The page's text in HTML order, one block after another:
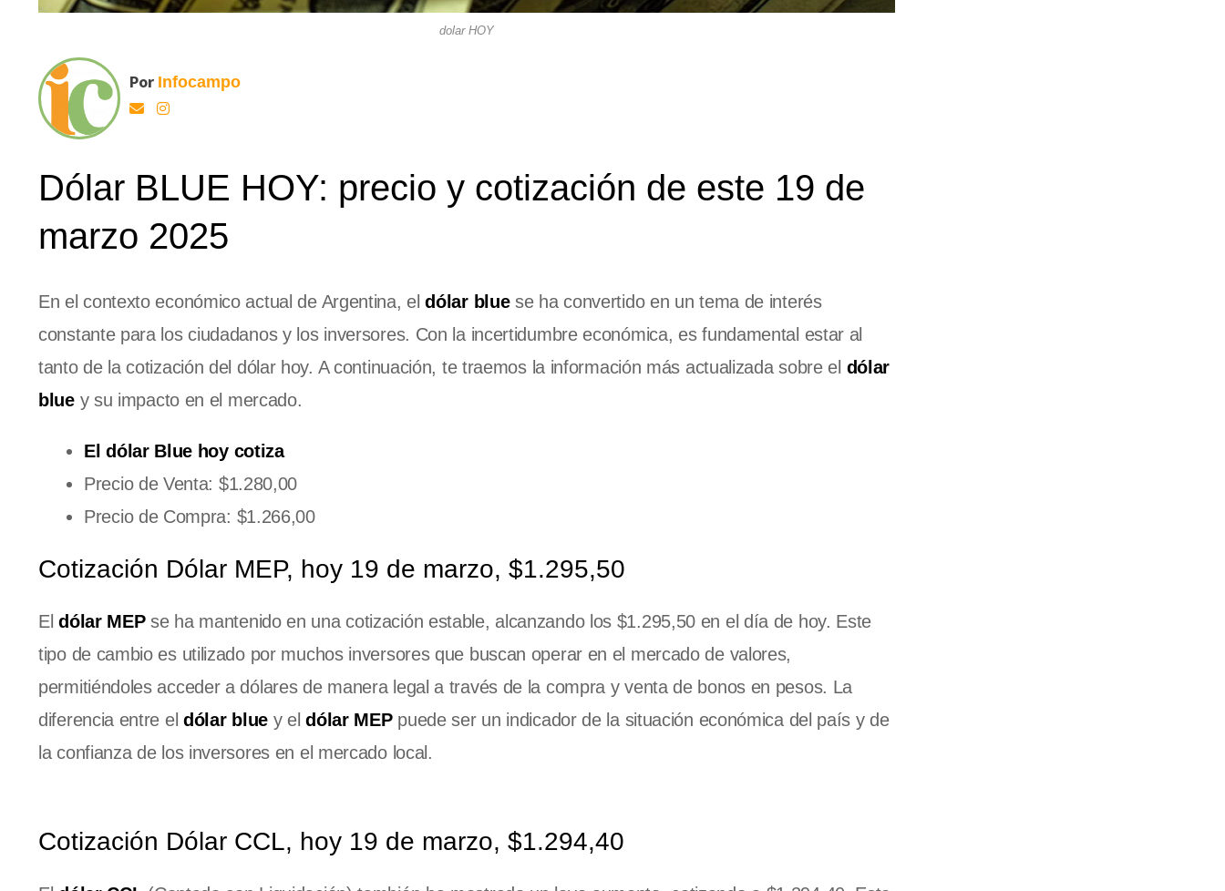
dolar HOY
Por Infocampo
Dólar BLUE HOY: precio y cotización de este 19 de
marzo 2025
En el contexto económico actual de Argentina, eldólar bluese ha convertido en un tema de interés
constante para los ciudadanos y los inversores. Con la incertidumbre económica, es fundamental estar al
tanto de la cotización del dólar hoy. A continuación, te traemos la información más actualizada sobre el dólar
bluey su impacto en el mercado.
El dólar Blue hoy cotiza
Precio de Venta: $1.280,00
Precio de Compra: $1.266,00
Cotización Dólar MEP, hoy 19 de marzo, $1.295,50
Eldólar MEPse ha mantenido en una cotización estable, alcanzando los $1.295,50 en el día de hoy. Este
tipo de cambio es utilizado por muchos inversores que buscan operar en el mercado de valores,
permitiéndoles acceder a dólares de manera legal a través de la compra y venta de bonos en pesos. La
diferencia entre el dólar blue y eldólar MEPpuede ser un indicador de la situación económica del país y de
la confianza de los inversores en el mercado local.
Cotización Dólar CCL, hoy 19 de marzo, $1.294,40